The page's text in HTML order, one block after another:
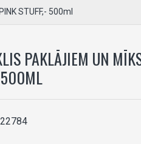
STUFF,- 500ml
PAKLĀJIEM UN
500ML